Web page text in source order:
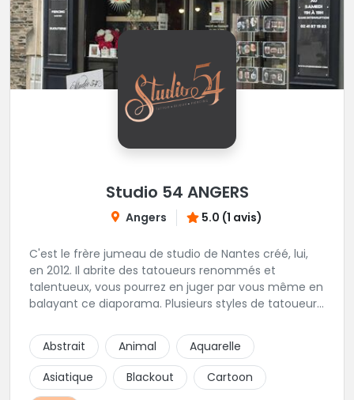
Studio 54 ANGERS
Angers 5.0 (1 avis)
C'est le frère jumeau de studio de Nantes créé, lui,
en 2012. Il abrite des tatoueurs renommés et
talentueux, vous pourrez en juger par vous même en
balayant ce diaporama. Plusieurs styles de tatoueurs
répondre à tout types de demandes. Bien sur dans
une hygiène très stricte.
Abstrait Animal
Aquarelle
Asiatique
Blackout Cartoon